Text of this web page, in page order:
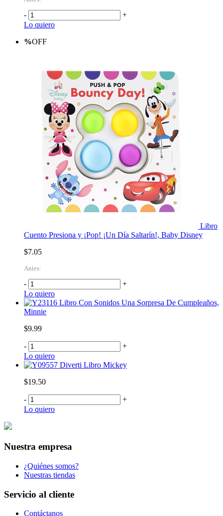
-
+
Lo quiero
%OFF
Libro
Cuento Presiona y ¡Pop! ¡Un Día Saltarín!, Baby Disney
$7.05
Antes:
-
+
Lo quiero
Libro Con Sonidos Una Sorpresa De Cumpleaños,
Minnie
$9.99
-
+
Lo quiero
Diverti Libro Mickey
$19.50
-
+
Lo quiero
Nuestra empresa
¿Quiénes somos?
Nuestras tiendas
Servicio al cliente
Contáctanos